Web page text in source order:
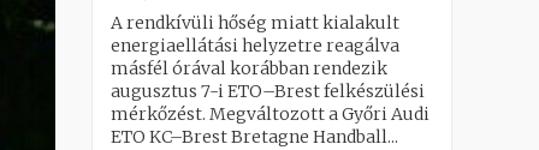
A rendkívüli hőség miatt kialakult
energiaellátási helyzetre reagálva
másfél órával korábban rendezik
augusztus 7-i ETO–Brest felkészülési
mérkőzést. Megváltozott a Győri Audi
ETO KC–Brest Bretagne Handball...